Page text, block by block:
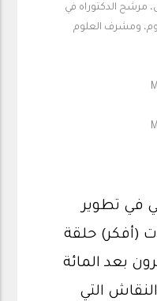
مرشح الدكتوراه في
ومشرف العلوم
في تطوير
(أفكر) حلقة
بعد المائة
التي